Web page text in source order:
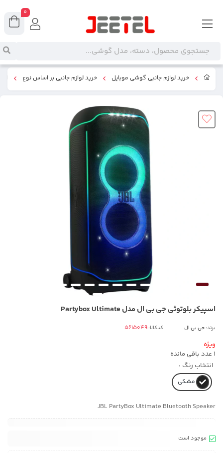
خرید لوازم جانبی گوشی موبایل خرید لوازم جانبی بر اساس نوع
اسپیکر بلوتوثی جی بی ال مدل Partybox Ultimate
برند:جی بی ال کدکالا:
ویژه
1 عدد باقی مانده
انتخاب رنگ :
مشکی
JBL PartyBox Ultimate Bluetooth Speaker
موجود است
0